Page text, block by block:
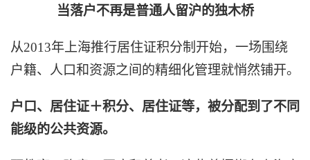
当落户不再是普通人留沪的独木桥
从2013年上海推行居住证积分制开始，一场围绕
户籍、人口和资源之间的精细化管理就悄然铺开。
户口、居住证＋积分、居住证等，被分配到了不同
能级的公共资源。